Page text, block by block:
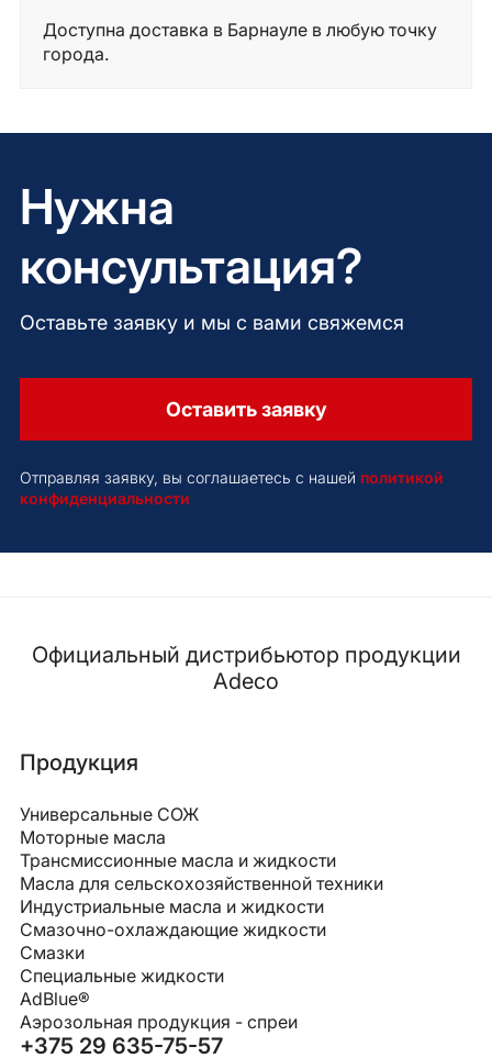
Доступна доставка в Барнауле в любую точку
города.
Нужна
консультация?
Оставьте заявку и мы с вами свяжемся
Оставить заявку
Отправляя заявку, вы соглашаетесь с нашей политикой
конфиденциальности
Официальный дистрибьютор продукции
Adeco
Продукция
Универсальные СОЖ
Моторные масла
Трансмиссионные масла и жидкости
Масла для сельскохозяйственной техники
Индустриальные масла и жидкости
Смазочно-охлаждающие жидкости
Смазки
Специальные жидкости
AdBlue®
Аэрозольная продукция - спреи
+375 29 635-75-57